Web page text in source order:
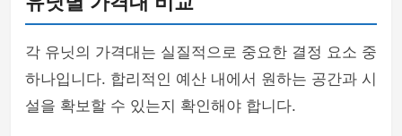
각 유닛의 가격대는 실질적으로 중요한 결정 요소 중
하나입니다. 합리적인 예산 내에서 원하는 공간과 시
설을 확보할 수 있는지 확인해야 합니다.